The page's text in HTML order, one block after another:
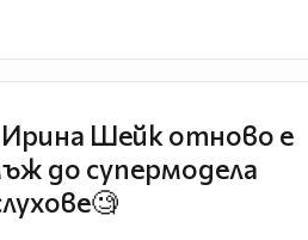
Ирина Шейк отново е
до супермодела